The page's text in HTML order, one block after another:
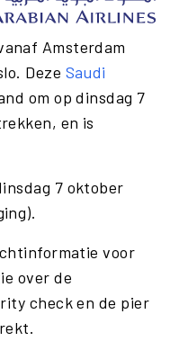
Amsterdam
Deze Saudi
om op dinsdag 7
en is
7 oktober
voor
over de
check en de pier